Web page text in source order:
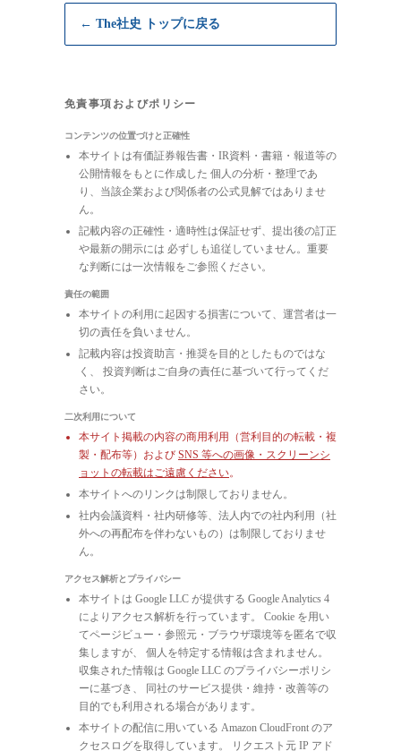
← The社史 トップに戻る
免責事項およびポリシー
コンテンツの位置づけと正確性
本サイトは有価証券報告書・IR資料・書籍・報道等の
公開情報をもとに作成した 個人の分析・整理であ
り、当該企業および関係者の公式見解ではありませ
ん。
記載内容の正確性・適時性は保証せず、提出後の訂正
や最新の開示には 必ずしも追従していません。重要
な判断には一次情報をご参照ください。
責任の範囲
本サイトの利用に起因する損害について、運営者は一
切の責任を負いません。
記載内容は投資助言・推奨を目的としたものではな
く、 投資判断はご自身の責任に基づいて行ってくだ
さい。
二次利用について
本サイト掲載の内容の商用利用（営利目的の転載・複
製・配布等）および SNS 等への画像・スクリーンシ
ョットの転載はご遠慮ください。
本サイトへのリンクは制限しておりません。
社内会議資料・社内研修等、法人内での社内利用（社
外への再配布を伴わないもの）は制限しておりませ
ん。
アクセス解析とプライバシー
本サイトは Google LLC が提供する Google Analytics 4
によりアクセス解析を行っています。 Cookie を用い
てページビュー・参照元・ブラウザ環境等を匿名で収
集しますが、 個人を特定する情報は含まれません。
収集された情報は Google LLC のプライバシーポリシ
ーに基づき、 同社のサービス提供・維持・改善等の
目的でも利用される場合があります。
本サイトの配信に用いている Amazon CloudFront のア
クセスログを取得しています。 リクエスト元 IP アド